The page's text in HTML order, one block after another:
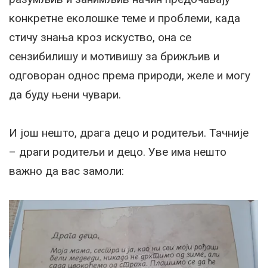
конкретне еколошке теме и проблеми, када
стичу знања кроз искуство, она се
сензибилишу и мотивишу за брижљив и
одговоран однос према природи, желе и могу
да буду њени чувари.
И још нешто, драга децо и родитељи. Тачније
– драги родитељи и децо. Уве има нешто
важно да вас замоли: